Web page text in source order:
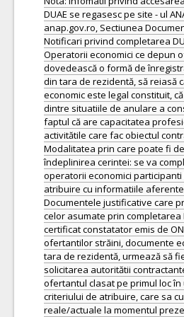
DUAE se regasesc pe site - ul
anap.gov.ro, Sectiunea
Notificari privind completarea
Operatorii economici ce depun
dovedească o formă de
din tara de rezidentă, să reiasă
economic este legal constituit,
dintre situatiile de anulare a
faptul că are capacitatea
activitătile care fac obiectul
Modalitatea prin care poate fi
îndeplinirea cerintei: se va
operatorii economici
atribuire cu informatiile
Documentele justificative care
celor asumate prin completarea
certificat constatator emis de
ofertantilor străini, documente
tara de rezidentă, urmează să
solicitarea autoritătii
ofertantul clasat pe primul loc în
criteriului de atribuire, care sa
reale/actuale la momentul